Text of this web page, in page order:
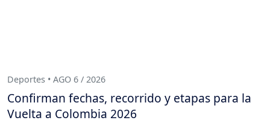
Deportes • AGO 6 / 2026
Confirman fechas, recorrido y etapas para la
Vuelta a Colombia 2026